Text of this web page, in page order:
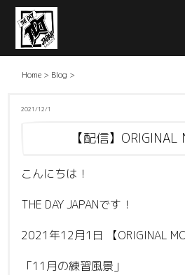
Home > Blog >
2021/12/1
【配信】
こんにちは！
THE DAY JAPANです！
2021年12月1日 【ORIGINAL
「11月の練習風景」